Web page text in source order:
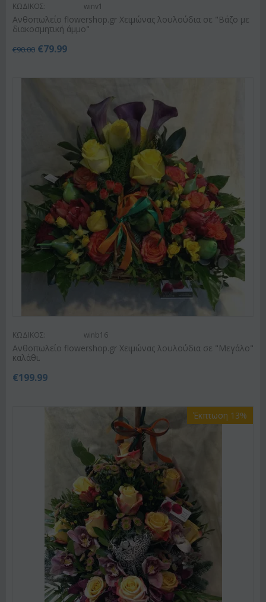
ΚΩΔΙΚΟΣ: winv1
Ανθοπωλείο flowershop.gr Χειμώνας λουλούδια σε "Βάζο με
διακοσμητική άμμο"
€90.00 €79.99
ΚΩΔΙΚΟΣ: winb16
Ανθοπωλείο flowershop.gr Χειμώνας λουλούδια σε "Μεγάλο"
καλάθι.
€199.99
Έκπτωση 13%